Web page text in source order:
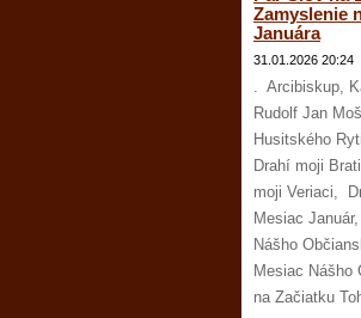
Zamyslenie
Januára
31.01.2026 20:24
. Arcibiskup,
Rudolf Jan
Husitského
Drahí moji
moji Veriaci,
Mesiac
Nášho
Mesiac Nášho
na Začiatku